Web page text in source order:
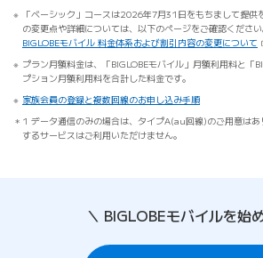
「ベーシック」コースは2026年7月31日をもちまして提供
の変更点や詳細については、以下のページをご確認ください
BIGLOBEモバイル 料金体系および割引内容の変更について
プラン月額料金は、「BIGLOBEモバイル」月額利用料と「
プション月額利用料を合計した料金です。
家族会員の登録と複数回線のお申し込み手順
1 データ通信のみの場合は、タイプA(au回線)のご用意は
するサービスはご利用いただけません。
＼ BIGLOBEモバイルを始